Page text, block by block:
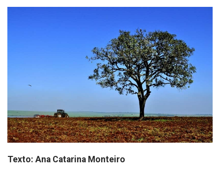
Texto: Ana Catarina Monteiro